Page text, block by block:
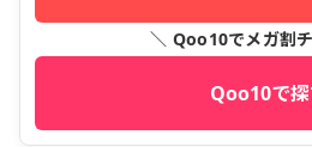
＼ Qoo10でメガ割
Qoo10で